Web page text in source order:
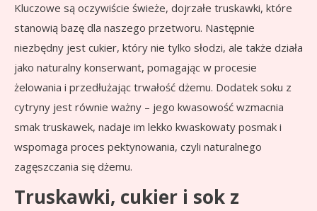
Kluczowe są oczywiście świeże, dojrzałe truskawki, które
stanowią bazę dla naszego przetworu. Następnie
niezbędny jest cukier, który nie tylko słodzi, ale także działa
jako naturalny konserwant, pomagając w procesie
żelowania i przedłużając trwałość dżemu. Dodatek soku z
cytryny jest równie ważny – jego kwasowość wzmacnia
smak truskawek, nadaje im lekko kwaskowaty posmak i
wspomaga proces pektynowania, czyli naturalnego
zagęszczania się dżemu.
Truskawki, cukier i sok z